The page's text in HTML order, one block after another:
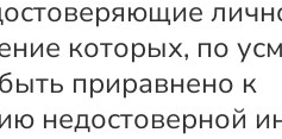
которых, по
приравнено к
недостоверной